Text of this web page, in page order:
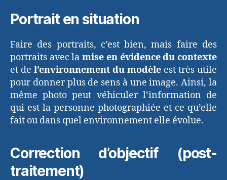
Portrait en situation
Faire des portraits, c’est bien, mais faire des
portraits avec lamise en évidence du contexte
et de l’environnement du modèle est très utile
pour donner plus de sens à une image. Ainsi, la
même photo peut véhiculer l’information de
qui est la personne photographiée et ce qu’elle
fait ou dans quel environnement elle évolue.
Correction d’objectif (post-
traitement)